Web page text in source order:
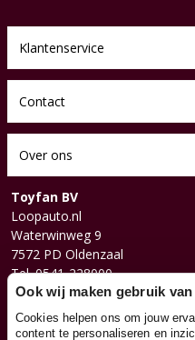
Klantenservice
Contact
Over ons
Toyfan BV
Loopauto.nl
Waterwinweg 9
7572 PD Oldenzaal
Tel. 0541-228000
Facebook
Instagram
Ook wij maken gebruik
Cookies helpen ons om jouw
content te personaliseren en